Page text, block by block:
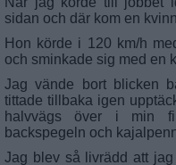
sidan och där kom en
Hon körde i 120 km/h
och sminkade sig med en
Jag vände bort blicken
tittade tillbaka igen
halvvägs över i min
backspegeln och
Jag blev så livrädd att